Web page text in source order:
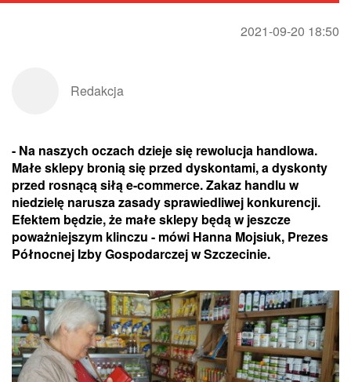
2021-09-20 18:50
Redakcja
- Na naszych oczach dzieje się rewolucja handlowa.
Małe sklepy bronią się przed dyskontami, a dyskonty
przed rosnącą siłą e-commerce. Zakaz handlu w
niedzielę narusza zasady sprawiedliwej konkurencji.
Efektem będzie, że małe sklepy będą w jeszcze
poważniejszym klinczu - mówi Hanna Mojsiuk, Prezes
Północnej Izby Gospodarczej w Szczecinie.